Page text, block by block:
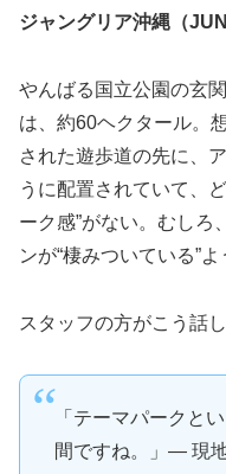
ジャングリア沖縄（
やんばる国立公園の玄
は、約60ヘクタール。
された遊歩道の先に、
うに配置されていて、
ーク感”がない。むしろ
ンが“棲みついている”
スタッフの方がこう話
「テーマパークと
間ですね。」― 現